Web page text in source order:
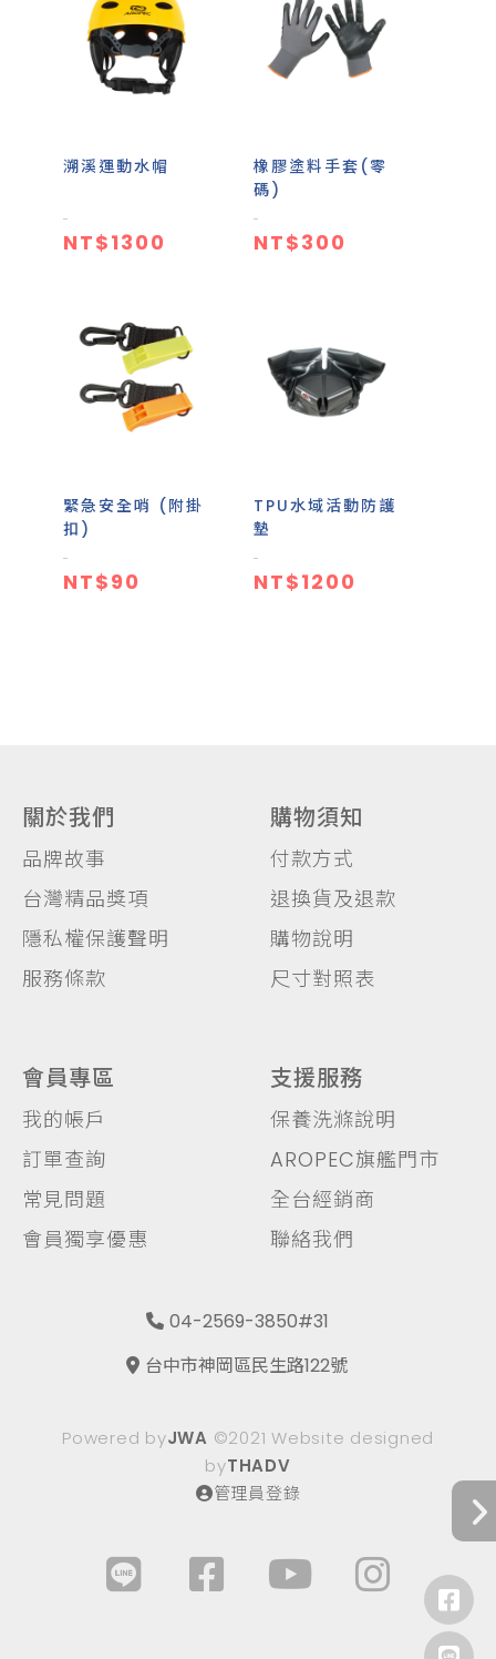
溯溪運動水帽
NT$1300
橡膠塗料手套(零
碼)
NT$300
緊急安全哨 (附掛
扣)
NT$90
TPU水域活動防護
墊
NT$1200
關於我們
品牌故事
台灣精品獎項
隱私權保護聲明
服務條款
購物須知
付款方式
退換貨及退款
購物說明
尺寸對照表
會員專區
我的帳戶
訂單查詢
常見問題
會員獨享優惠
支援服務
保養洗滌說明
AROPEC旗艦門市
全台經銷商
聯絡我們
04-2569-3850#31
台中市神岡區民生路122號
Powered byJWA ©2021 Website designed
byTHADV
管理員登錄